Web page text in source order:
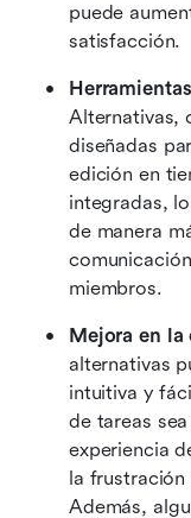
puede
satisfacción.
Alternativas,
diseñadas
edición en
integradas,
de manera
miembros.
Mejora en la
alternativas
intuitiva y
de tareas
experiencia
la
Además,